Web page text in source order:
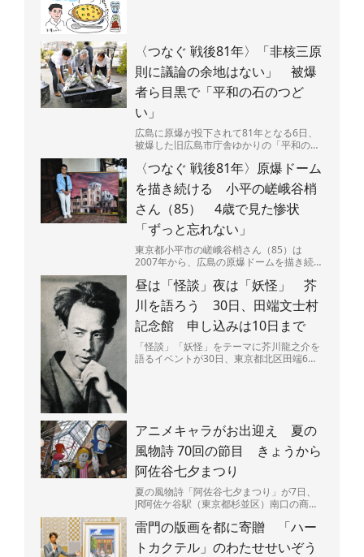
〈つなぐ 戦後81年〉「非核三原
則に議論の余地はない」 被爆
者ら目黒で「平和の石のつど
い」
広島に原爆が投下されて81年となる6日、
被爆した旧広島市庁舎ゆかりの「平和の
ぜんとなかよし公園（...
〈つなぐ 戦後81年〉原爆ドーム
を描き続ける 小平の嵯峨谷梢
さん（85） 4歳で見た惨状
「ずっと忘れない」
東京都小平市の嵯峨谷梢さん（85）は
2007年から、広島の原爆ドームを描き続け
原爆投下直後の広島...
昼は「怪談」夜は「妖怪」 芥
川を語ろう 30日、田端文士村
記念館 申し込みは10日まで
「怪談」「妖怪」をテーマに芥川龍之介を
語るイベントが30日、東京都北区田端6の
アニメキャラがお出迎え 夏の
風物詩 70回の節目 きょうから
阿佐谷七夕まつり
夏の風物詩「阿佐谷七夕まつり」が7日、
JR阿佐ケ谷駅（東京都杉並区）南口の商店
る。今年で70回目の...
雷門の版画を都に寄贈 「ハー
トカクテル」のわたせせいぞう